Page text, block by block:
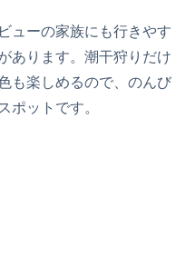
ューの家族にも行きやす
あります。潮干狩りだけ
も楽しめるので、のんび
ポットです。